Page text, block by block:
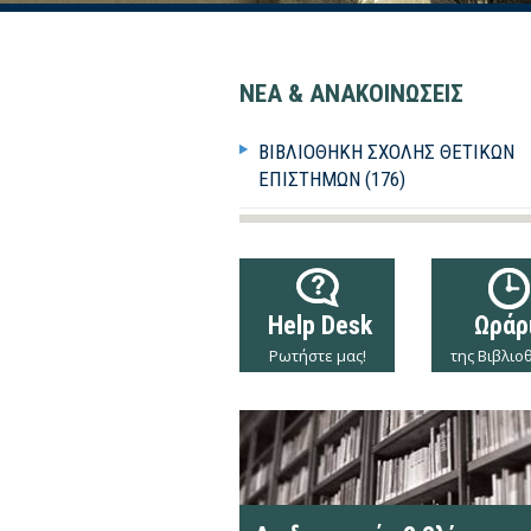
ΝΕΑ & ΑΝΑΚΟΙΝΩΣΕΙΣ
ΒΙΒΛΙΟΘΉΚΗ ΣΧΟΛΉΣ ΘΕΤΙΚΏΝ
ΕΠΙΣΤΗΜΏΝ (176)
Help Desk
Ρωτήστε μας! της